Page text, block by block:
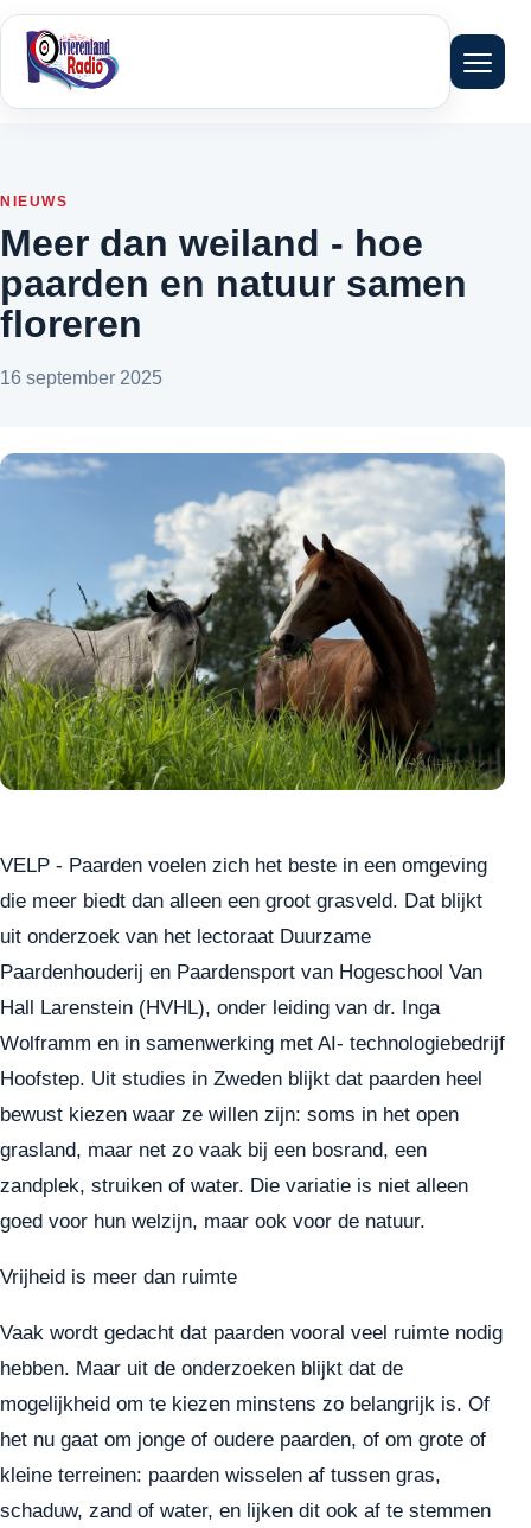
Menu
NIEUWS
Meer dan weiland - hoe
paarden en natuur samen
floreren
16 september 2025
VELP - Paarden voelen zich het beste in een omgeving
die meer biedt dan alleen een groot grasveld. Dat blijkt
uit onderzoek van het lectoraat Duurzame
Paardenhouderij en Paardensport van Hogeschool Van
Hall Larenstein (HVHL), onder leiding van dr. Inga
Wolframm en in samenwerking met AI- technologiebedrijf
Hoofstep. Uit studies in Zweden blijkt dat paarden heel
bewust kiezen waar ze willen zijn: soms in het open
grasland, maar net zo vaak bij een bosrand, een
zandplek, struiken of water. Die variatie is niet alleen
goed voor hun welzijn, maar ook voor de natuur.
Vrijheid is meer dan ruimte
Vaak wordt gedacht dat paarden vooral veel ruimte nodig
hebben. Maar uit de onderzoeken blijkt dat de
mogelijkheid om te kiezen minstens zo belangrijk is. Of
het nu gaat om jonge of oudere paarden, of om grote of
kleine terreinen: paarden wisselen af tussen gras,
schaduw, zand of water, en lijken dit ook af te stemmen